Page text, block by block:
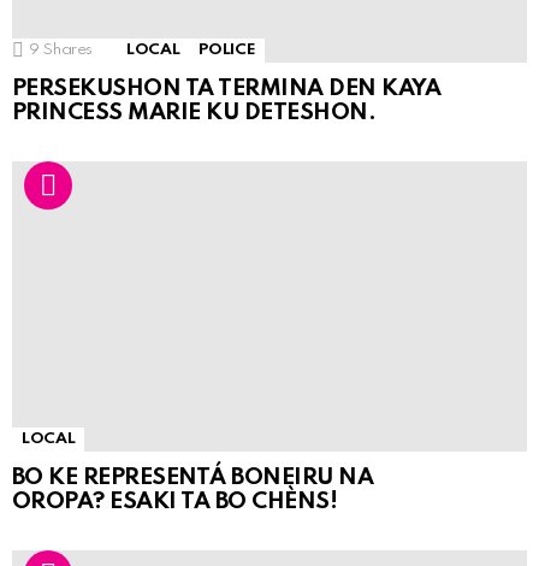
9 Shares LOCAL POLICE
PERSEKUSHON TA TERMINA DEN KAYA
PRINCESS MARIE KU DETESHON.
LOCAL
BO KE REPRESENTÁ BONEIRU NA
OROPA? ESAKI TA BO CHÈNS!